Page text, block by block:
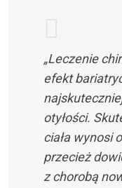
„Leczenie
efekt
otyłości.
ciała wynosi
przecież
z chorobą